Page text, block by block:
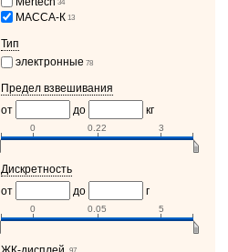
34
МАССА-К 13
Тип
электронные 78
Предел взвешивания
от
до кг
0 0.22 3
Дискретность
от
до г
0 0.05 5